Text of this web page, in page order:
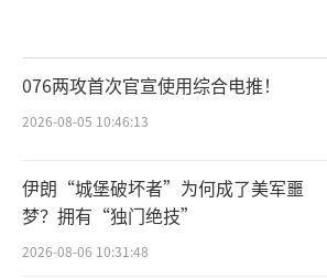
076两攻首次官宣使用综合电推！
2026-08-05 10:46:13
伊朗“城堡破坏者”为何成了美军噩
梦？拥有“独门绝技”
2026-08-06 10:31:48